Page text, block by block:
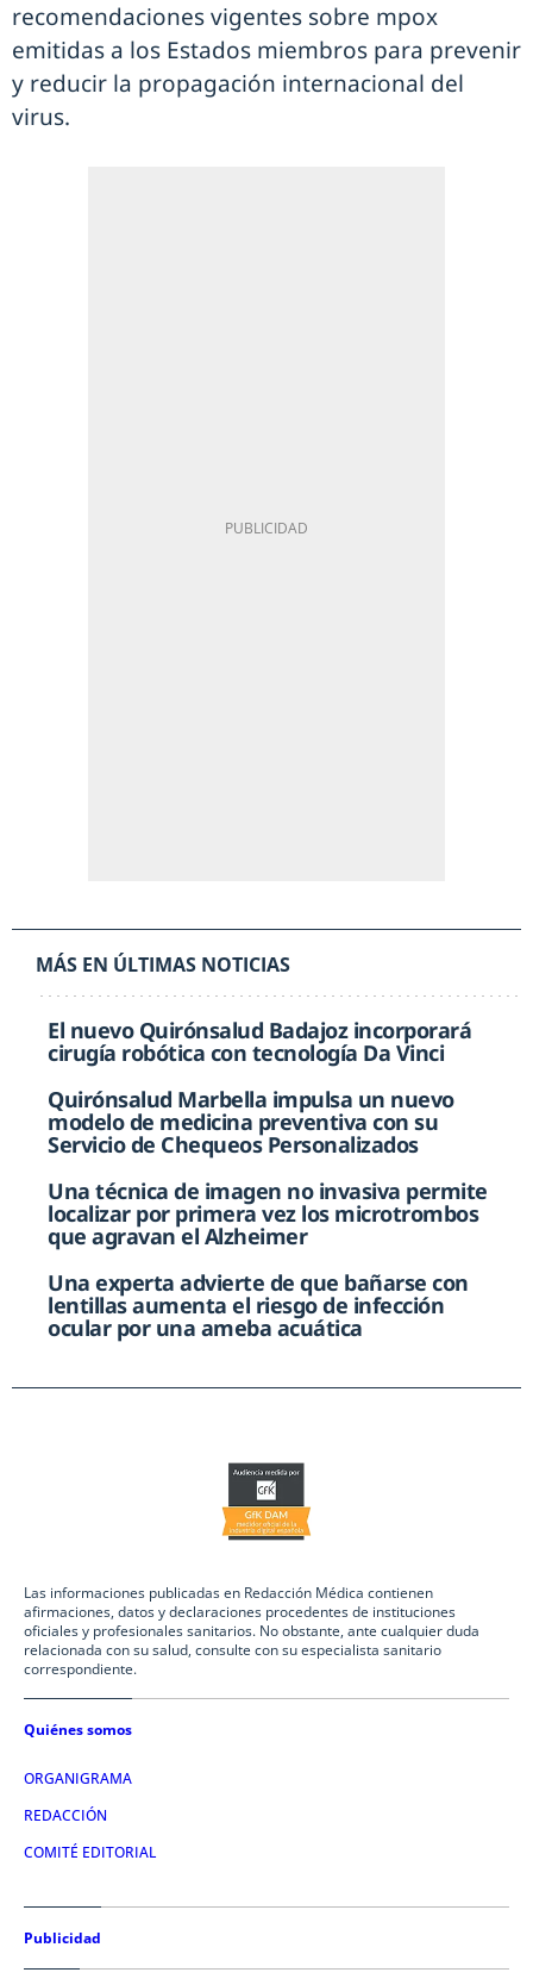
recomendaciones vigentes sobre mpox
emitidas a los Estados miembros para prevenir
y reducir la propagación internacional del
virus.
MÁS EN ÚLTIMAS NOTICIAS
El nuevo Quirónsalud Badajoz incorporará
cirugía robótica con tecnología Da Vinci
Quirónsalud Marbella impulsa un nuevo
modelo de medicina preventiva con su
Servicio de Chequeos Personalizados
Una técnica de imagen no invasiva permite
localizar por primera vez los microtrombos
que agravan el Alzheimer
Una experta advierte de que bañarse con
lentillas aumenta el riesgo de infección
ocular por una ameba acuática
Las informaciones publicadas en Redacción Médica contienen
afirmaciones, datos y declaraciones procedentes de instituciones
oficiales y profesionales sanitarios. No obstante, ante cualquier duda
relacionada con su salud, consulte con su especialista sanitario
correspondiente.
Quiénes somos
ORGANIGRAMA
REDACCIÓN
COMITÉ EDITORIAL
Publicidad